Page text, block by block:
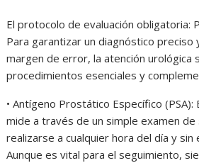
El protocolo de evaluación obligatoria:
Para garantizar un diagnóstico preciso
margen de error, la atención urológica
procedimientos esenciales y
• Antígeno Prostático Específico
mide a través de un simple examen
realizarse a cualquier hora del día y sin
Aunque es vital para el seguimiento,